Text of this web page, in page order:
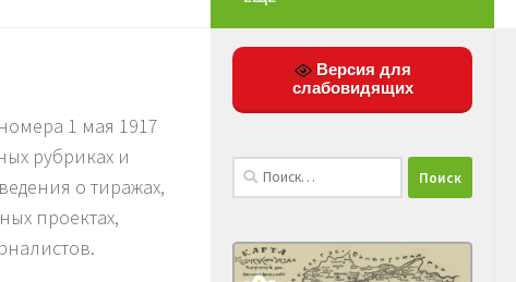
1 мая 1917
рубриках и
о тиражах,
проектах,
Версия для
слабовидящих
Найти: